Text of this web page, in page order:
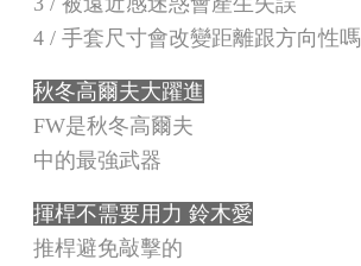
4 / 手套尺寸會改變距離跟方向性嗎
秋冬高爾夫大躍進
FW是秋冬高爾夫
中的最強武器
揮桿不需要用力 鈴木愛
推桿避免敲擊的